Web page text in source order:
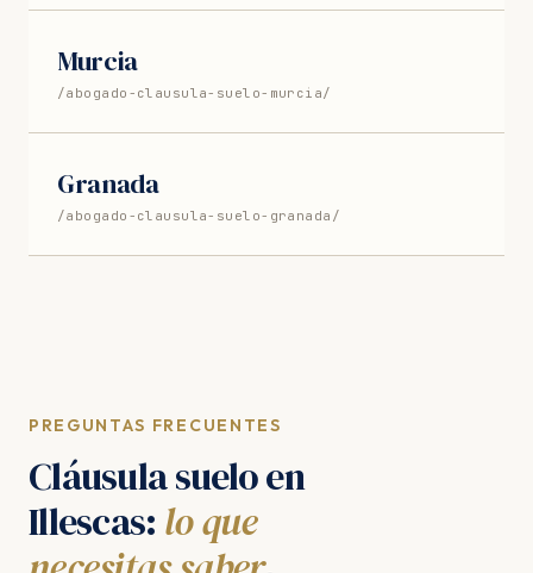
Murcia
/abogado-clausula-suelo-murcia/
Granada
/abogado-clausula-suelo-granada/
PREGUNTAS FRECUENTES
Cláusula suelo en
Illescas: lo que